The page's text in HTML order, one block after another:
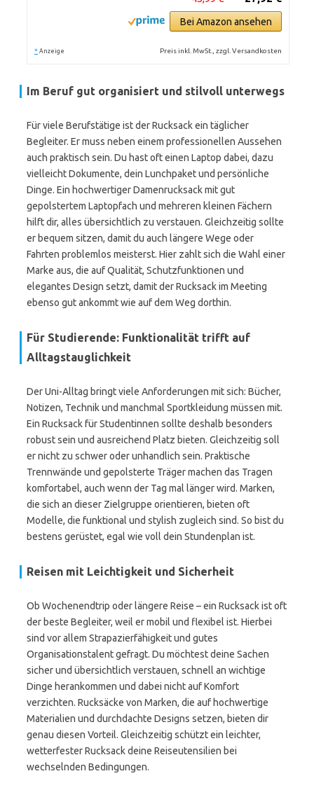
Bei Amazon ansehen
* Anzeige Preis inkl. MwSt., zzgl. Versandkosten
Im Beruf gut organisiert und stilvoll unterwegs
Für viele Berufstätige ist der Rucksack ein täglicher
Begleiter. Er muss neben einem professionellen Aussehen
auch praktisch sein. Du hast oft einen Laptop dabei, dazu
vielleicht Dokumente, dein Lunchpaket und persönliche
Dinge. Ein hochwertiger Damenrucksack mit gut
gepolstertem Laptopfach und mehreren kleinen Fächern
hilft dir, alles übersichtlich zu verstauen. Gleichzeitig sollte
er bequem sitzen, damit du auch längere Wege oder
Fahrten problemlos meisterst. Hier zahlt sich die Wahl einer
Marke aus, die auf Qualität, Schutzfunktionen und
elegantes Design setzt, damit der Rucksack im Meeting
ebenso gut ankommt wie auf dem Weg dorthin.
Für Studierende: Funktionalität trifft auf
Alltagstauglichkeit
Der Uni-Alltag bringt viele Anforderungen mit sich: Bücher,
Notizen, Technik und manchmal Sportkleidung müssen mit.
Ein Rucksack für Studentinnen sollte deshalb besonders
robust sein und ausreichend Platz bieten. Gleichzeitig soll
er nicht zu schwer oder unhandlich sein. Praktische
Trennwände und gepolsterte Träger machen das Tragen
komfortabel, auch wenn der Tag mal länger wird. Marken,
die sich an dieser Zielgruppe orientieren, bieten oft
Modelle, die funktional und stylish zugleich sind. So bist du
bestens gerüstet, egal wie voll dein Stundenplan ist.
Reisen mit Leichtigkeit und Sicherheit
Ob Wochenendtrip oder längere Reise – ein Rucksack ist oft
der beste Begleiter, weil er mobil und flexibel ist. Hierbei
sind vor allem Strapazierfähigkeit und gutes
Organisationstalent gefragt. Du möchtest deine Sachen
sicher und übersichtlich verstauen, schnell an wichtige
Dinge herankommen und dabei nicht auf Komfort
verzichten. Rucksäcke von Marken, die auf hochwertige
Materialien und durchdachte Designs setzen, bieten dir
genau diesen Vorteil. Gleichzeitig schützt ein leichter,
wetterfester Rucksack deine Reiseutensilien bei
wechselnden Bedingungen.